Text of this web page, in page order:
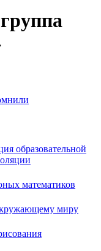
образовательной
математиков
миру